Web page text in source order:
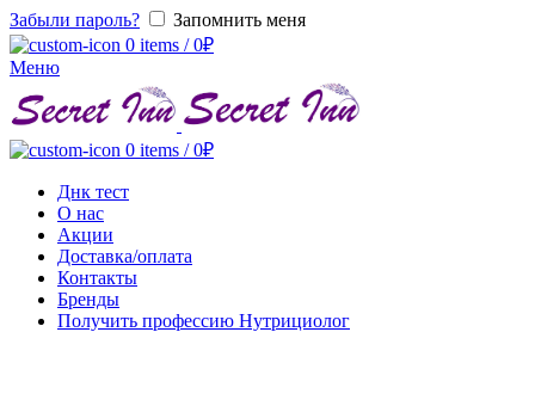
Забыли пароль?
Запомнить меня
0 items / 0₽
Меню
0 items / 0₽
Днк тест
О нас
Акции
Доставка/оплата
Контакты
Бренды
Получить профессию Нутрициолог